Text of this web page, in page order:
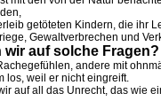
getöteten Kindern, die ihr
Gewaltverbrechen und
wir auf solche Fragen?
andere mit
los, weil er nicht eingreift.
auf all das Unrecht, das wie